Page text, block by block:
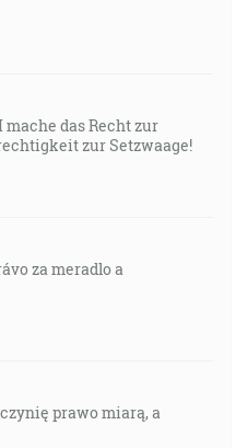
mache das Recht zur
zur Setzwaage!
za meradlo a
prawo miarą, a